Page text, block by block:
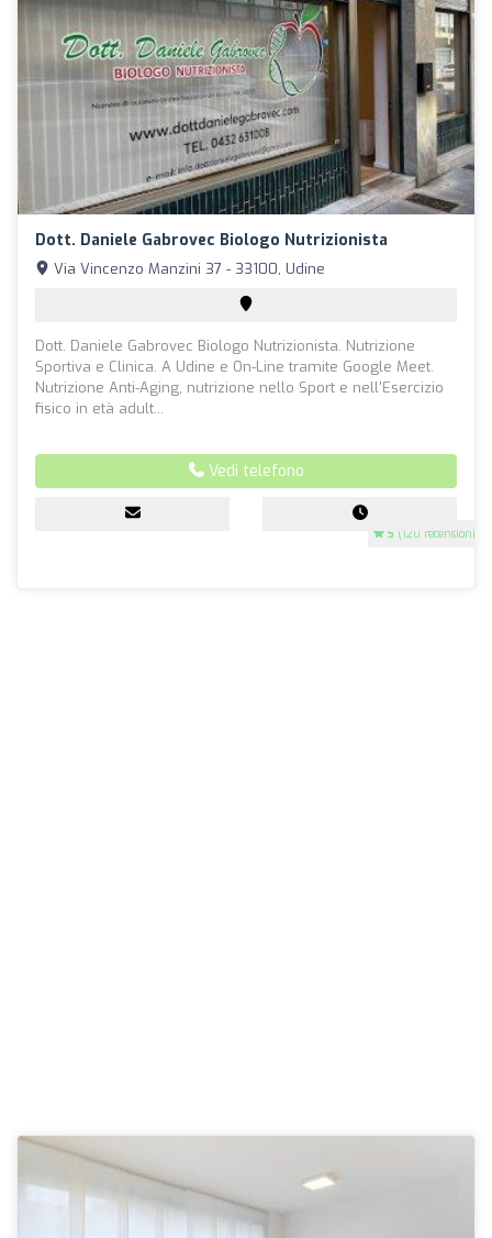
Dott. Daniele Gabrovec Biologo Nutrizionista
5 (120 recensioni)
Via Vincenzo Manzini 37 - 33100, Udine
Dott. Daniele Gabrovec Biologo Nutrizionista. Nutrizione
Sportiva e Clinica. A Udine e On-Line tramite Google Meet.
Nutrizione Anti-Aging, nutrizione nello Sport e nell'Esercizio
fisico in età adult...
Vedi telefono